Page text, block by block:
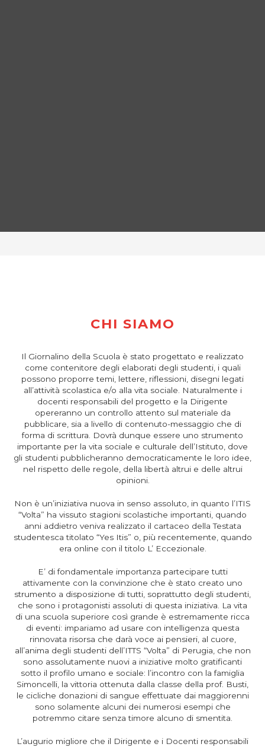
CHI SIAMO
Il Giornalino della Scuola è stato progettato e realizzato
come contenitore degli elaborati degli studenti, i quali
possono proporre temi, lettere, riflessioni, disegni legati
all’attività scolastica e/o alla vita sociale. Naturalmente i
docenti responsabili del progetto e la Dirigente
opereranno un controllo attento sul materiale da
pubblicare, sia a livello di contenuto-messaggio che di
forma di scrittura. Dovrà dunque essere uno strumento
importante per la vita sociale e culturale dell’Istituto, dove
gli studenti pubblicheranno democraticamente le loro idee,
nel rispetto delle regole, della libertà altrui e delle altrui
opinioni.
Non è un’iniziativa nuova in senso assoluto, in quanto l’ITIS
“Volta” ha vissuto stagioni scolastiche importanti, quando
anni addietro veniva realizzato il cartaceo della Testata
studentesca titolato “Yes Itis” o, più recentemente, quando
era online con il titolo L’ Eccezionale.
E’ di fondamentale importanza partecipare tutti
attivamente con la convinzione che è stato creato uno
strumento a disposizione di tutti, soprattutto degli studenti,
che sono i protagonisti assoluti di questa iniziativa. La vita
di una scuola superiore così grande è estremamente ricca
di eventi: impariamo ad usare con intelligenza questa
rinnovata risorsa che darà voce ai pensieri, al cuore,
all’anima degli studenti dell’ITTS “Volta” di Perugia, che non
sono assolutamente nuovi a iniziative molto gratificanti
sotto il profilo umano e sociale: l’incontro con la famiglia
Simoncelli, la vittoria ottenuta dalla classe della prof. Busti,
le cicliche donazioni di sangue effettuate dai maggiorenni
sono solamente alcuni dei numerosi esempi che
potremmo citare senza timore alcuno di smentita.
L’augurio migliore che il Dirigente e i Docenti responsabili